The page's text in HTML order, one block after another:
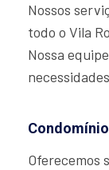
Nossos
todo o Vila
Nossa
Oferecemos